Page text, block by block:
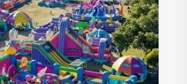
надуваеми замъци
на задната